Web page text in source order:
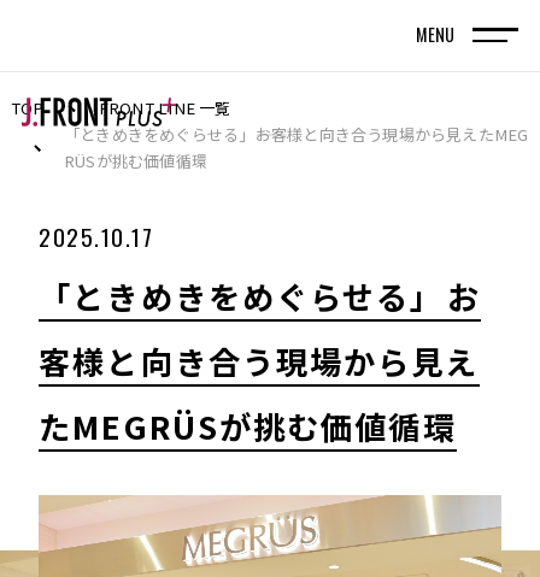
MENU
TOP トップページ
FRONT LINE
SPECIAL EDITION 特集記事
百貨店が街の新しい風景を編んでいく。神戸旧居
留地で体現する、共創型まちづくりの実践
名古屋・栄エリアをデスティネーション（目的
地）に― グループシナジーと地域連携で街の魅
力を最大化
TOP
FRONT LINE 一覧
「ときめきをめぐらせる」――お客様と向き合う現場から見えたMEG
RÜSが挑む価値循環
2025.10.17
「ときめきをめぐらせる」――お
客様と向き合う現場から見え
たMEGRÜSが挑む価値循環